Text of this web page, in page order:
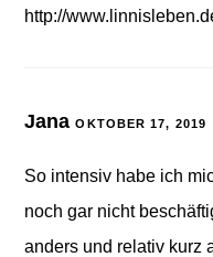
http://
Jana OKTOBER 17, 2019
So intensiv habe ich
noch gar nicht
anders und relativ kurz